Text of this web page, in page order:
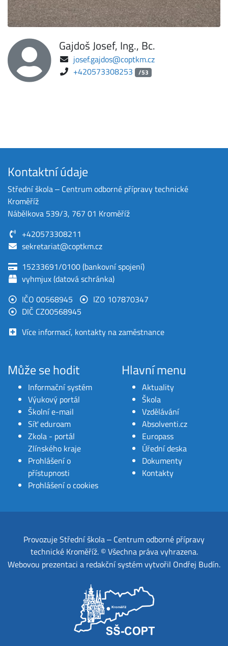
Gajdoš Josef, Ing., Bc.
josef.gajdos@coptkm.cz
+420573308253
/53
Kontaktní údaje
Střední škola ‒ Centrum odborné přípravy technické
Kroměříž
Nábělkova 539/3, 767 01 Kroměříž
+420573308211
sekretariat@coptkm.cz
15233691/0100 (bankovní spojení)
vyhmjux (datová schránka)
IČO 00568945
IZO 107870347
DIČ CZ00568945
Více informací, kontakty na zaměstnance
Může se hodit
Informační systém
Výukový portál
Školní e-mail
Síť eduroam
Zkola - portál
Zlínského kraje
Prohlášení o
přístupnosti
Prohlášení o cookies
Hlavní menu
Aktuality
Škola
Vzdělávání
Absolventi.cz
Europass
Úřední deska
Dokumenty
Kontakty
ProvozujeStřední škola ‒ Centrum odborné přípravy
technické Kroměříž. © Všechna práva vyhrazena.
Webovou prezentaci a redakční systémvytvořil Ondřej Budín.